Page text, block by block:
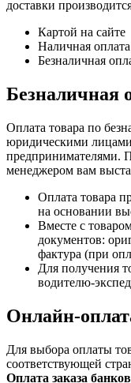
доставки
Картой на сайте
Наличная
Безналичная
Безналичная
Оплата товара по
юридическими
предпринимателями.
менеджером вам
Оплата товара
на основании
Вместе с
документов:
фактура (при
Для получения
водителю-
Онлайн-
Для выбора оплаты
соответствующей
Оплата заказа